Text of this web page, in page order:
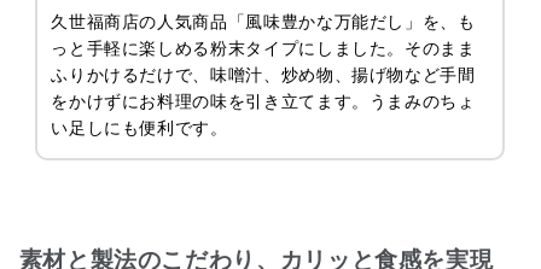
久世福商店の人気商品「風味豊かな万能だし」を、も
っと手軽に楽しめる粉末タイプにしました。そのまま
ふりかけるだけで、味噌汁、炒め物、揚げ物など手間
をかけずにお料理の味を引き立てます。うまみのちょ
い足しにも便利です。
素材と製法のこだわり、カリッと食感を実現